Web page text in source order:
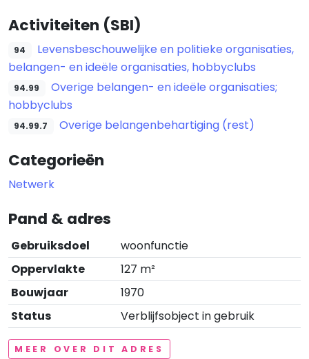
Activiteiten (SBI)
94
Levensbeschouwelijke en politieke organisaties,
belangen- en ideële organisaties, hobbyclubs
94.99
Overige belangen- en ideële organisaties;
hobbyclubs
94.99.7 Overige belangenbehartiging (rest)
Categorieën
Netwerk
Pand & adres
Gebruiksdoel
woonfunctie
Oppervlakte
127 m²
Bouwjaar
1970
Status
Verblijfsobject in gebruik
MEER OVER DIT ADRES